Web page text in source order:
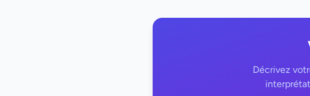
Décrivez